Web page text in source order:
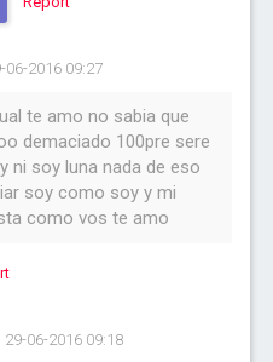
06-2016 09:27
te amo no sabia que
demaciado 100pre sere
ni soy luna nada de eso
soy como soy y mi
como vos te amo
29-06-2016 09:18